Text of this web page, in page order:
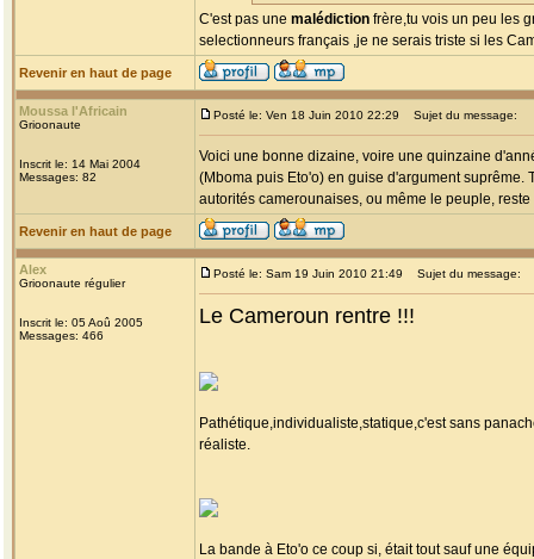
C'est pas une malédiction frère,tu vois un peu les
selectionneurs français ,je ne serais triste si les
Revenir en haut de page
Moussa l'Africain
Grioonaute
Inscrit le: 14 Mai 2004
Messages: 82
Posté le: Ven 18 Juin 2010 22:29 Sujet du message:
Voici une bonne dizaine, voire une quinzaine
(Mboma puis Eto'o) en guise d'argument
autorités camerounaises, ou même le peuple,
Revenir en haut de page
Alex
Grioonaute régulier
Inscrit le: 05 Aoû 2005
Messages: 466
Posté le: Sam 19 Juin 2010 21:49 Sujet du message:
Le Cameroun rentre !!!
Pathétique,individualiste,statique,c'est sans
réaliste.
La bande à Eto'o ce coup si, était tout sauf une